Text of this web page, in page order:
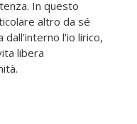
In questo
altro da sé
dall'interno l'io lirico,
libera